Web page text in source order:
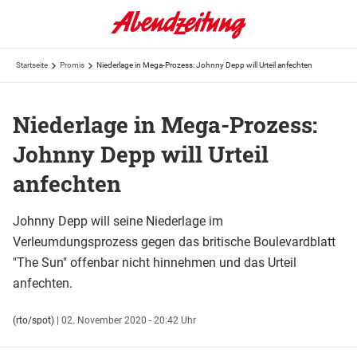
Startseite Promis Niederlage in Mega-Prozess: Johnny Depp will Urteil anfechten
Niederlage in Mega-Prozess:
Johnny Depp will Urteil
anfechten
Johnny Depp will seine Niederlage im
Verleumdungsprozess gegen das britische Boulevardblatt
"The Sun" offenbar nicht hinnehmen und das Urteil
anfechten.
(rto/spot) | 02. November 2020 - 20:42 Uhr